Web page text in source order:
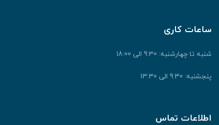
کاری
تا چهارشنبه: 9:30 الی 18:00
9:30 الی 13:30
تماس